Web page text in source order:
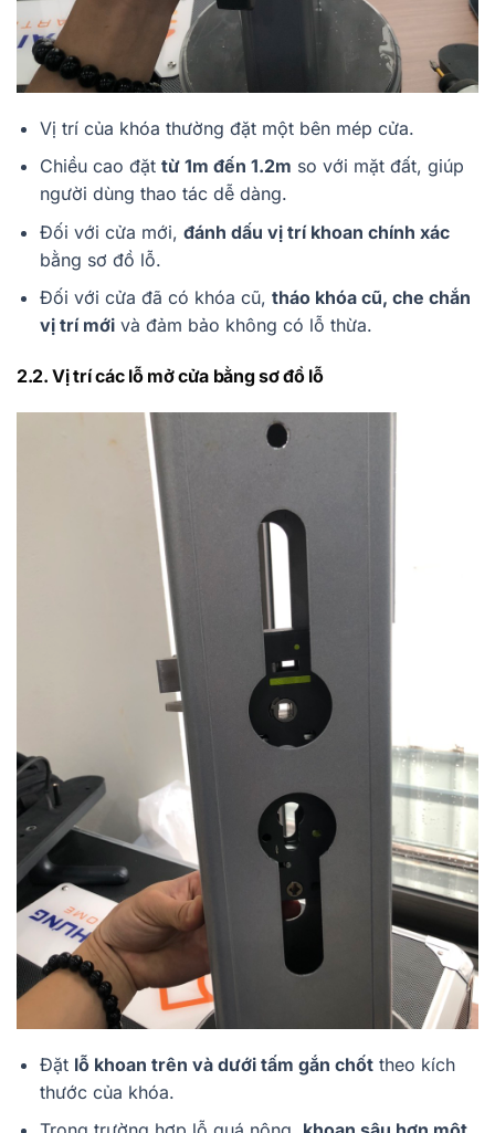
Vị trí của khóa thường đặt một bên mép cửa.
Chiều cao đặt từ 1m đến 1.2m so với mặt đất, giúp
người dùng thao tác dễ dàng.
Đối với cửa mới, đánh dấu vị trí khoan chính xác
bằng sơ đồ lỗ.
Đối với cửa đã có khóa cũ, tháo khóa cũ, che chắn
vị trí mớivà đảm bảo không có lỗ thừa.
2.2. Vị trí các lỗ mở cửa bằng sơ đồ lỗ
Đặt lỗ khoan trên và dưới tấm gắn chốttheo kích
thước của khóa.